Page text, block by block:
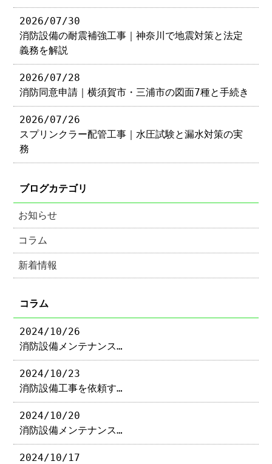
2026/07/30
消防設備の耐震補強工事｜神奈川で地震対策と法定
義務を解説
2026/07/28
消防同意申請｜横須賀市・三浦市の図面7種と手続き
2026/07/26
スプリンクラー配管工事｜水圧試験と漏水対策の実
務
ブログカテゴリ
お知らせ
コラム
新着情報
コラム
2024/10/26
消防設備メンテナンス…
2024/10/23
消防設備工事を依頼す…
2024/10/20
消防設備メンテナンス…
2024/10/17